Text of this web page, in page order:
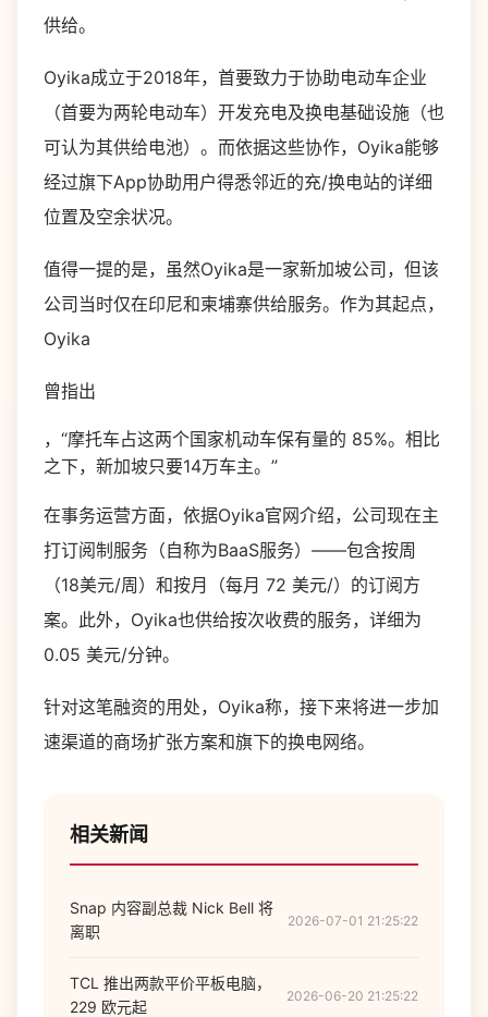
供给。
Oyika成立于2018年，首要致力于协助电动车企业
（首要为两轮电动车）开发充电及换电基础设施（也
可认为其供给电池）。而依据这些协作，Oyika能够
经过旗下App协助用户得悉邻近的充/换电站的详细
位置及空余状况。
值得一提的是，虽然Oyika是一家新加坡公司，但该
公司当时仅在印尼和柬埔寨供给服务。作为其起点，
Oyika
曾指出
，“摩托车占这两个国家机动车保有量的 85%。相比
之下，新加坡只要14万车主。”
在事务运营方面，依据Oyika官网介绍，公司现在主
打订阅制服务（自称为BaaS服务）——包含按周
（18美元/周）和按月（每月 72 美元/）的订阅方
案。此外，Oyika也供给按次收费的服务，详细为
0.05 美元/分钟。
针对这笔融资的用处， Oyika称，接下来将进一步加
速渠道的商场扩张方案和旗下的换电网络。
相关新闻
Snap 内容副总裁 Nick Bell 将
离职
2026-07-01 21:25:22
TCL 推出两款平价平板电脑，
229 欧元起
2026-06-20 21:25:22